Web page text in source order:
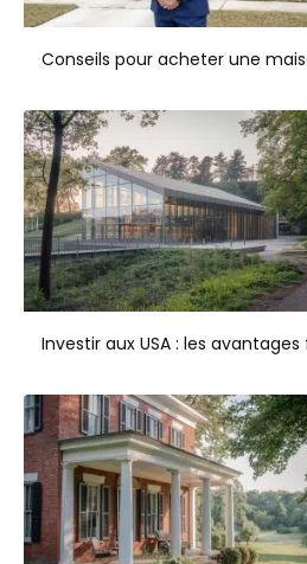
Conseils pour acheter une
Investir aux USA : les